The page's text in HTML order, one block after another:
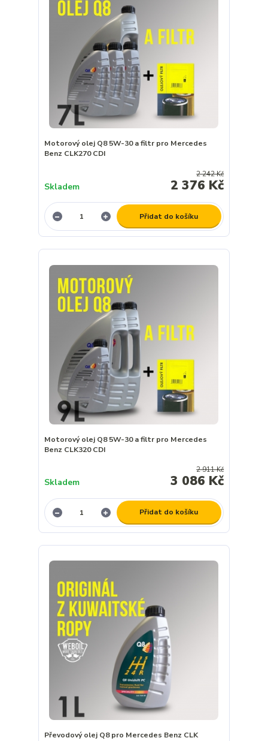
Motorový olej Q8 5W-30 a filtr pro Mercedes
Benz CLK270 CDI
2 242 Kč
2 376 Kč
Skladem
Přidat do košíku
Motorový olej Q8 5W-30 a filtr pro Mercedes
Benz CLK320 CDI
2 911 Kč
3 086 Kč
Skladem
Přidat do košíku
Převodový olej Q8 pro Mercedes Benz CLK